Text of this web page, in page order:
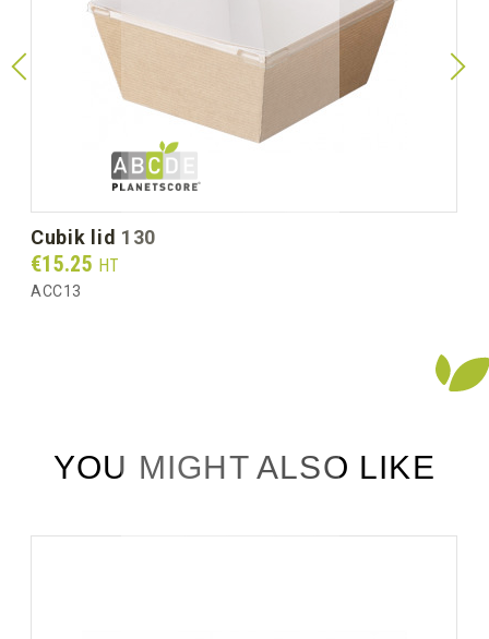
cubik lid 130
Prix
€15.25 HT
ACC13
YOU MIGHT ALSO LIKE